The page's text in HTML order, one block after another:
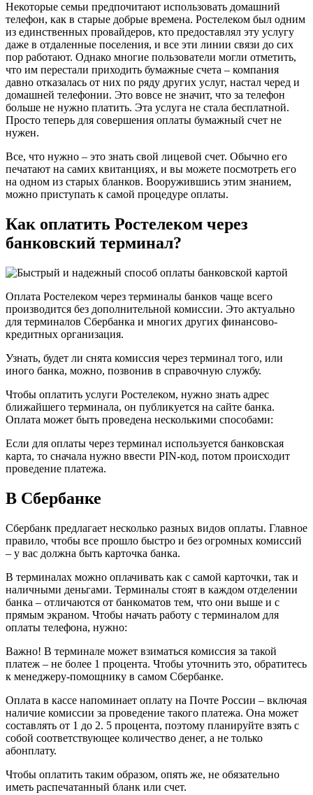
Некоторые семьи предпочитают использовать домашний
телефон, как в старые добрые времена. Ростелеком был одним
из единственных провайдеров, кто предоставлял эту услугу
даже в отдаленные поселения, и все эти линии связи до сих
пор работают. Однако многие пользователи могли отметить,
что им перестали приходить бумажные счета – компания
давно отказалась от них по ряду других услуг, настал черед и
домашней телефонии. Это вовсе не значит, что за телефон
больше не нужно платить. Эта услуга не стала бесплатной.
Просто теперь для совершения оплаты бумажный счет не
нужен.
Все, что нужно – это знать свой лицевой счет. Обычно его
печатают на самих квитанциях, и вы можете посмотреть его
на одном из старых бланков. Вооружившись этим знанием,
можно приступать к самой процедуре оплаты.
Как оплатить Ростелеком через
банковский терминал?
Оплата Ростелеком через терминалы банков чаще всего
производится без дополнительной комиссии. Это актуально
для терминалов Сбербанка и многих других финансово-
кредитных организация.
Узнать, будет ли снята комиссия через терминал того, или
иного банка, можно, позвонив в справочную службу.
Чтобы оплатить услуги Ростелеком, нужно знать адрес
ближайшего терминала, он публикуется на сайте банка.
Оплата может быть проведена несколькими способами:
Если для оплаты через терминал используется банковская
карта, то сначала нужно ввести PIN-код, потом происходит
проведение платежа.
В Сбербанке
Сбербанк предлагает несколько разных видов оплаты. Главное
правило, чтобы все прошло быстро и без огромных комиссий
– у вас должна быть карточка банка.
В терминалах можно оплачивать как с самой карточки, так и
наличными деньгами. Терминалы стоят в каждом отделении
банка – отличаются от банкоматов тем, что они выше и с
прямым экраном. Чтобы начать работу с терминалом для
оплаты телефона, нужно:
Важно! В терминале может взиматься комиссия за такой
платеж – не более 1 процента. Чтобы уточнить это, обратитесь
к менеджеру-помощнику в самом Сбербанке.
Оплата в кассе напоминает оплату на Почте России – включая
наличие комиссии за проведение такого платежа. Она может
составлять от 1 до 2. 5 процента, поэтому планируйте взять с
собой соответствующее количество денег, а не только
абонплату.
Чтобы оплатить таким образом, опять же, не обязательно
иметь распечатанный бланк или счет.